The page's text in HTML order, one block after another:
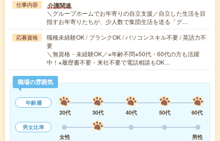
仕事内容 介護関連
＼グループホームでお年寄りの自立支援／自立した生活を目
指すお年寄りたちが、少人数で集団生活を送る「グ…
応募資格
職種未経験OK / ブランクOK / パソコンスキル不要 / 英語力不
要
＼無資格・未経験OK／※年齢不問※50代・60代の方も活躍
中！※履歴書不要・来社不要で電話相談もOK…
職場の雰囲気
年齢層
20代
30代 40代 50代
60代
男女比率
女性
男性